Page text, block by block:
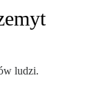
ludzi.